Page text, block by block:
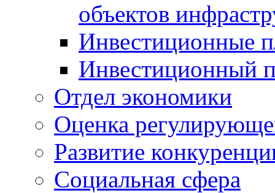
объектов
Инвестиционные
Инвестиционный
Отдел экономики
Оценка
Развитие
Социальная сфера